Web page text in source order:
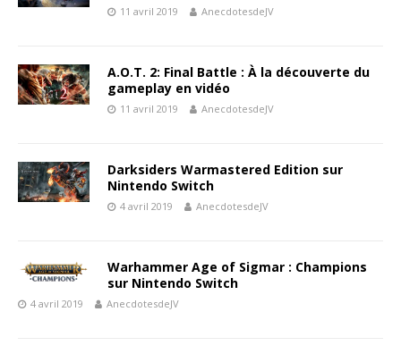
11 avril 2019 AnecdotesdeJV
A.O.T. 2: Final Battle : À la découverte du
gameplay en vidéo
11 avril 2019 AnecdotesdeJV
Darksiders Warmastered Edition sur
Nintendo Switch
4 avril 2019 AnecdotesdeJV
Warhammer Age of Sigmar : Champions
sur Nintendo Switch
4 avril 2019 AnecdotesdeJV